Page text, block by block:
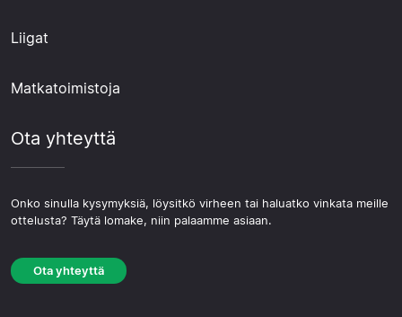
Liigat
Matkatoimistoja
Ota yhteyttä
Onko sinulla kysymyksiä, löysitkö virheen tai haluatko vinkata meille
ottelusta? Täytä lomake, niin palaamme asiaan.
Ota yhteyttä